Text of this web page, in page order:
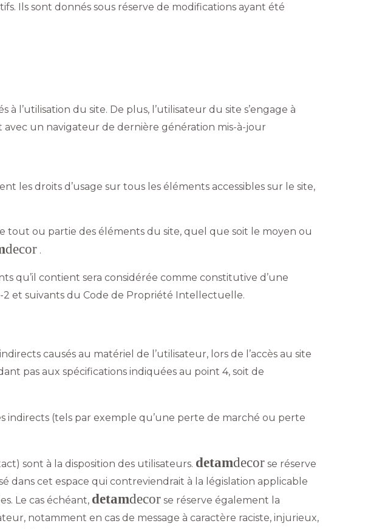
Ils sont donnés sous réserve de modifications ayant été
l’utilisation du site. De plus, l’utilisateur du site s’engage à
un navigateur de dernière génération mis-à-jour
droits d’usage sur tous les éléments accessibles sur le site,
ou partie des éléments du site, quel que soit le moyen ou
decor .
qu’il contient sera considérée comme constitutive d’une
et suivants du Code de Propriété Intellectuelle.
causés au matériel de l’utilisateur, lors de l’accès au site
pas aux spécifications indiquées au point 4, soit de
(tels par exemple qu’une perte de marché ou perte
sont à la disposition des utilisateurs. detamdecor se réserve
dans cet espace qui contreviendrait à la législation applicable
Le cas échéant, detamdecor se réserve également la
notamment en cas de message à caractère raciste, injurieux,